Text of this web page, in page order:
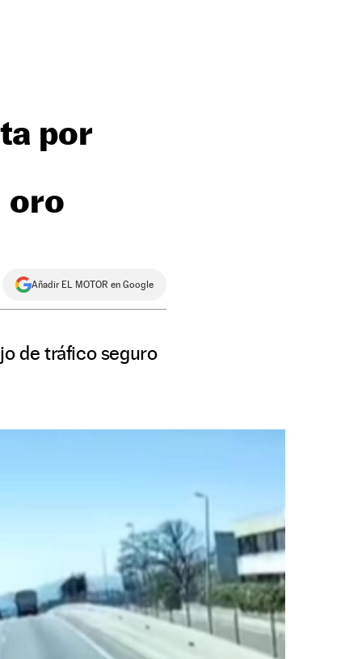
por
oro
Añadir EL MOTOR en Google
de tráfico seguro